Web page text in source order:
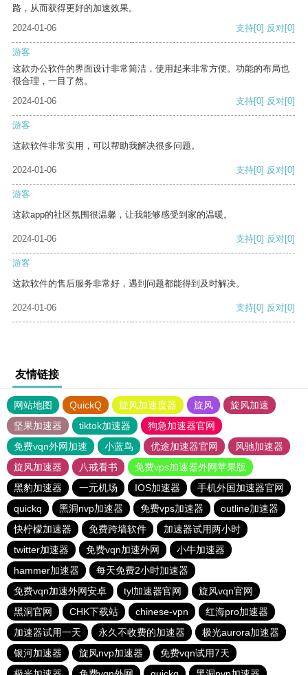
路，从而获得更好的加速效果。
2024-01-06
支持[0] 反对[0]
游客
这款办公软件的界面设计非常简洁，使用起来非常方便。功能的布局也
很合理，一目了然。
2024-01-06
支持[0] 反对[0]
游客
这款软件非常实用，可以帮助我解决很多问题。
2024-01-06 支持[0] 反对[0]
游客
这款app的社区氛围很温馨，让我能够感受到家的温暖。
2024-01-06 支持[0] 反对[0]
游客
这款软件的售后服务非常好，遇到问题都能得到及时解决。
2024-01-06 支持[0] 反对[0]
友情链接
网站地图 QuickQ 旋风加速度器 旋风
旋风加速
坚果加速器
tiktok加速器
狗急加速器官网
免费vqn外网加速
小蓝鸟 优途加速器官网
风驰加速器
旋风加速器
八戒看书
免费vps加速器外网苹果版
黑豹加速器
一元机场 IOS加速器
手机外国加速器官网
quickq
黑洞nvp加速器 免费vps加速器
outline加速器
快柠檬加速器
免费跨墙软件
加速器试用两小时
twitter加速器
免费vqn加速外网
小牛加速器
hammer加速器
每天免费2小时加速器
免费vqn加速外网安卓
tyl加速器官网
旋风vqn官网
黑洞官网
CHK下载站 chinese-vpn
红海pro加速器
加速器试用一天
永久不收费的加速器
极光aurora加速器
银河加速器
旋风nvp加速器
免费vqn试用7天